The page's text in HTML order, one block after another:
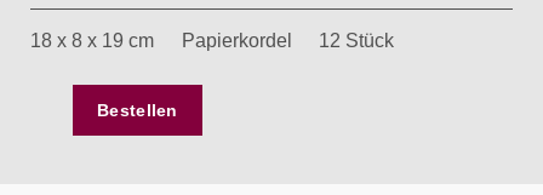
18 x 8 x 19 cm Papierkordel 12 Stück
Bestellen